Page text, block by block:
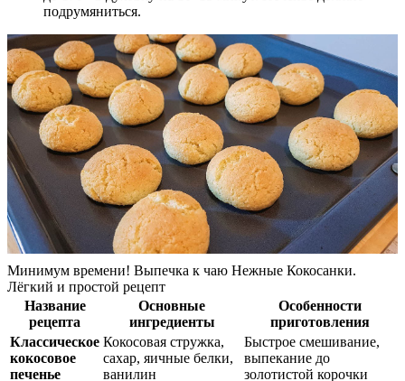
подрумяниться.
Минимум времени! Выпечка к чаю Нежные Кокосанки.
Лёгкий и простой рецепт
Название
рецепта
Основные
ингредиенты
Особенности
приготовления
Классическое
кокосовое
печенье
Кокосовая стружка,
сахар, яичные белки,
ванилин
Быстрое смешивание,
выпекание до
золотистой корочки